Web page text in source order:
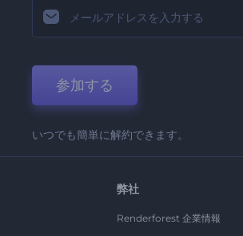
参加する
いつでも簡単に解約できます。
弊社
Renderforest 企業情報